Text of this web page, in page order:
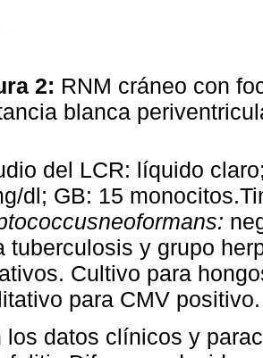
2: RNM cráneo con
blanca
del LCR: líquido
dl; GB: 15
tuberculosis y grupo
Cultivo para
para CMV positivo.
los datos clínicos y